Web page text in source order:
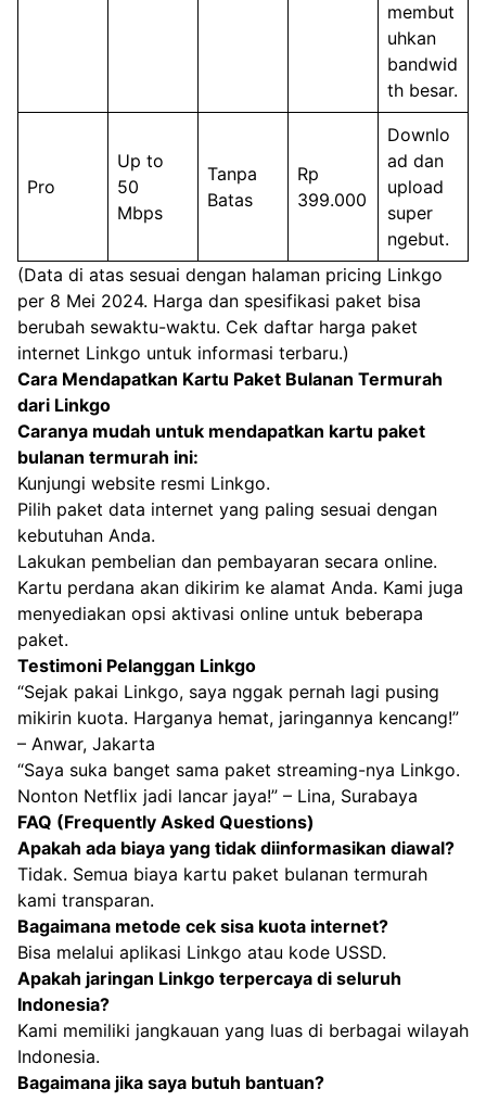
membut
uhkan
bandwid
th besar.
Pro
Up to
50
Mbps
Tanpa
Batas
Rp
399.000
Downlo
ad dan
upload
super
ngebut.
(Data di atas sesuai dengan halaman pricing Linkgo
per 8 Mei 2024. Harga dan spesifikasi paket bisa
berubah sewaktu-waktu. Cek daftar harga paket
internet Linkgo untuk informasi terbaru.)
Cara Mendapatkan Kartu Paket Bulanan Termurah
dari Linkgo
Caranya mudah untuk mendapatkan kartu paket
bulanan termurah ini:
Kunjungi website resmi Linkgo.
Pilih paket data internet yang paling sesuai dengan
kebutuhan Anda.
Lakukan pembelian dan pembayaran secara online.
Kartu perdana akan dikirim ke alamat Anda. Kami juga
menyediakan opsi aktivasi online untuk beberapa
paket.
Testimoni Pelanggan Linkgo
“Sejak pakai Linkgo, saya nggak pernah lagi pusing
mikirin kuota. Harganya hemat, jaringannya kencang!”
– Anwar, Jakarta
“Saya suka banget sama paket streaming-nya Linkgo.
Nonton Netflix jadi lancar jaya!” – Lina, Surabaya
FAQ (Frequently Asked Questions)
Apakah ada biaya yang tidak diinformasikan diawal?
Tidak. Semua biaya kartu paket bulanan termurah
kami transparan.
Bagaimana metode cek sisa kuota internet?
Bisa melalui aplikasi Linkgo atau kode USSD.
Apakah jaringan Linkgo terpercaya di seluruh
Indonesia?
Kami memiliki jangkauan yang luas di berbagai wilayah
Indonesia.
Bagaimana jika saya butuh bantuan?